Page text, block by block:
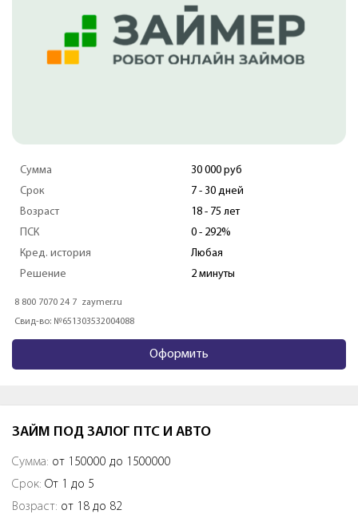
Сумма
30 000 руб
Срок
7 - 30 дней
Возраст
18 - 75 лет
ПСК
0 - 292%
Кред. история
Любая
Решение
2 минуты
8 800 7070 24 7 zaymer.ru
Свид-во: №651303532004088
Оформить
ЗАЙМ ПОД ЗАЛОГ ПТС И АВТО
Сумма: от 150000 до 1500000
Срок: От 1 до 5
Возраст: от 18 до 82